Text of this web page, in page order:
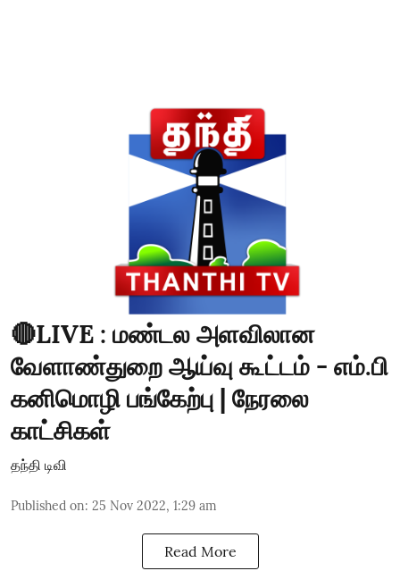
🔴LIVE : மண்டல அளவிலான
வேளாண்துறை ஆய்வு கூட்டம் - எம்.பி
கனிமொழி பங்கேற்பு | நேரலை
காட்சிகள்
தந்தி டிவி
Published on: 25 Nov 2022, 1:29 am
Read More